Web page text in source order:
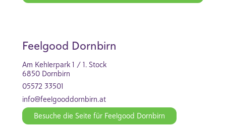
Feelgood Dornbirn
Am Kehlerpark 1 / 1. Stock
6850 Dornbirn
05572 33501
info@feelgooddornbirn.at
Besuche die Seite für Feelgood Dornbirn